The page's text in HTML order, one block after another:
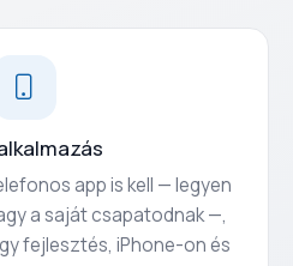
app is kell — legyen
a saját csapatodnak —,
fejlesztés, iPhone-on és